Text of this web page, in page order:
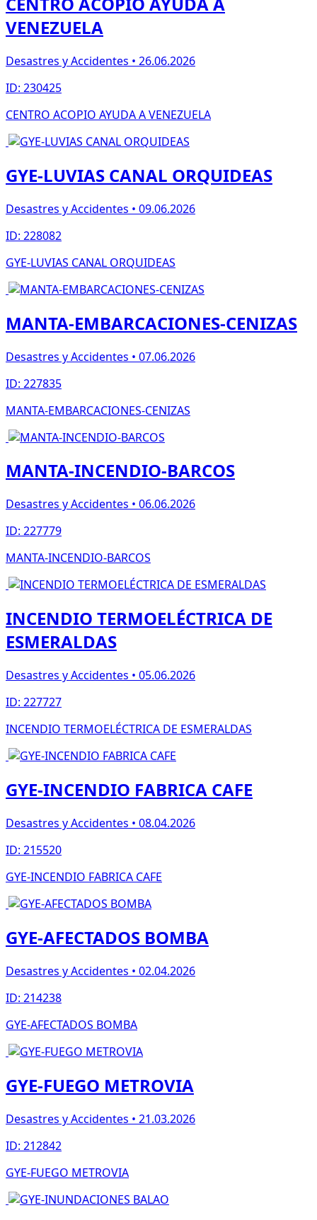
VENEZUELA
Desastres y Accidentes • 26.06.2026
ID: 230425
CENTRO ACOPIO AYUDA A VENEZUELA
GYE-LUVIAS CANAL ORQUIDEAS
Desastres y Accidentes • 09.06.2026
ID: 228082
GYE-LUVIAS CANAL ORQUIDEAS
MANTA-EMBARCACIONES-CENIZAS
Desastres y Accidentes • 07.06.2026
ID: 227835
MANTA-EMBARCACIONES-CENIZAS
MANTA-INCENDIO-BARCOS
Desastres y Accidentes • 06.06.2026
ID: 227779
MANTA-INCENDIO-BARCOS
INCENDIO TERMOELÉCTRICA DE
ESMERALDAS
Desastres y Accidentes • 05.06.2026
ID: 227727
INCENDIO TERMOELÉCTRICA DE ESMERALDAS
GYE-INCENDIO FABRICA CAFE
Desastres y Accidentes • 08.04.2026
ID: 215520
GYE-INCENDIO FABRICA CAFE
GYE-AFECTADOS BOMBA
Desastres y Accidentes • 02.04.2026
ID: 214238
GYE-AFECTADOS BOMBA
GYE-FUEGO METROVIA
Desastres y Accidentes • 21.03.2026
ID: 212842
GYE-FUEGO METROVIA